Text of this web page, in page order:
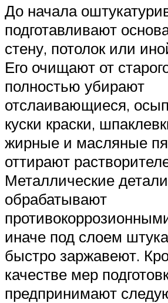
До начала
подготавливают
стену, потолок или
Его очищают от
полностью убирают
отслаивающиеся,
куски краски,
жирные и масляные
оттирают
Металлические детали
обрабатывают
иначе под слоем
быстро заржавеют.
качестве мер
предпринимают